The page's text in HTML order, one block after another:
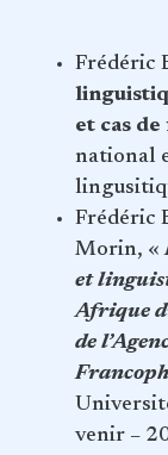
Frédéric
et cas
national
Frédéric
Morin, «
et
Afrique
de
venir –